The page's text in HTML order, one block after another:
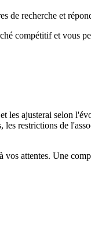
de recherche et
compétitif et vous
les ajusterai selon
restrictions de
attentes. Une